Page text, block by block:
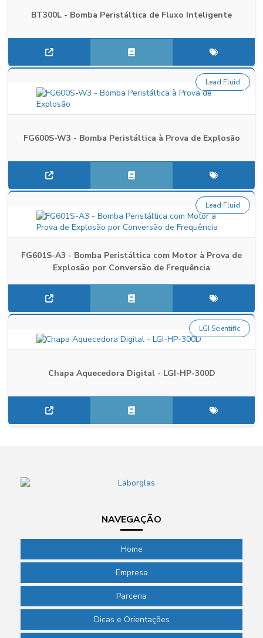
BT300L - Bomba Peristáltica de Fluxo Inteligente
FG600S-W3 - Bomba Peristáltica à Prova de Explosão
Lead Fluid
FG601S-A3 - Bomba Peristáltica com Motor à Prova de
Explosão por Conversão de Frequência
Lead Fluid
Chapa Aquecedora Digital - LGI-HP-300D
LGI Scientific
NAVEGAÇÃO
Home
Empresa
Parceria
Dicas e Orientações